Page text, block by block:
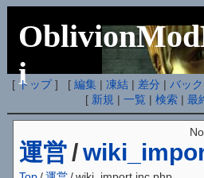
i
[ トップ] [編集 |凍結 | 差分 |バッ
[ 新規 |一覧 |検索 |最
運営 /